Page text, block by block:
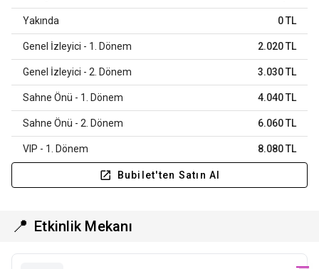
Yakında 0 TL
Genel İzleyici - 1. Dönem 2.020 TL
Genel İzleyici - 2. Dönem 3.030 TL
Sahne Önü - 1. Dönem 4.040 TL
Sahne Önü - 2. Dönem 6.060 TL
VIP - 1. Dönem 8.080 TL
Bubilet'ten Satın Al
📍 Etkinlik Mekanı